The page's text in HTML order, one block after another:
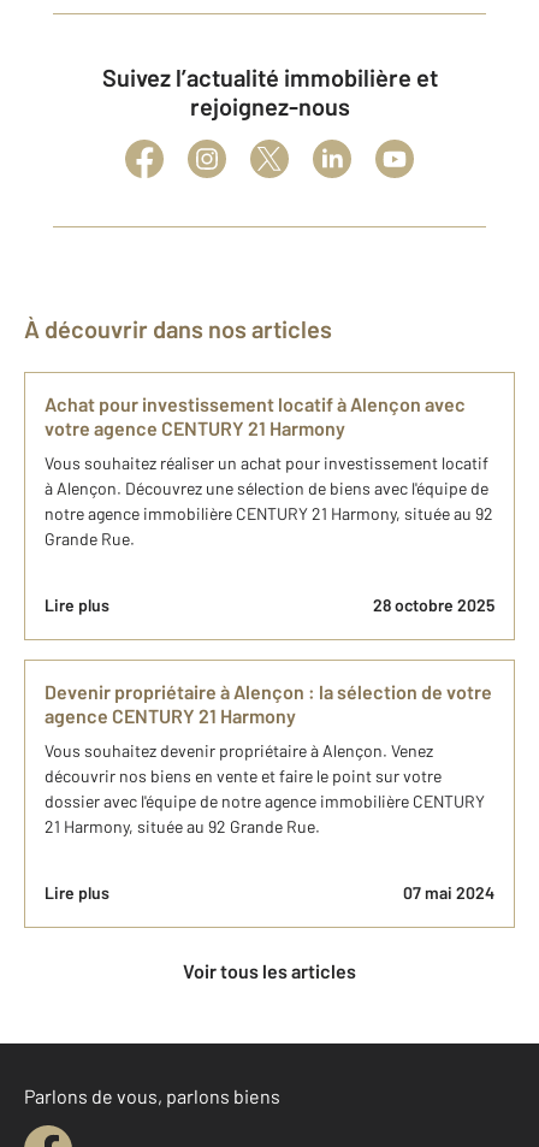
Suivez l’actualité immobilière et
rejoignez-nous
À découvrir dans nos articles
Achat pour investissement locatif à Alençon avec
votre agence CENTURY 21 Harmony
Vous souhaitez réaliser un achat pour investissement locatif
à Alençon. Découvrez une sélection de biens avec l'équipe de
notre agence immobilière CENTURY 21 Harmony, située au 92
Grande Rue.
Lire plus 28 octobre 2025
Devenir propriétaire à Alençon : la sélection de votre
agence CENTURY 21 Harmony
Vous souhaitez devenir propriétaire à Alençon. Venez
découvrir nos biens en vente et faire le point sur votre
dossier avec l'équipe de notre agence immobilière CENTURY
21 Harmony, située au 92 Grande Rue.
Lire plus 07 mai 2024
Voir tous les articles
Parlons de vous, parlons biens